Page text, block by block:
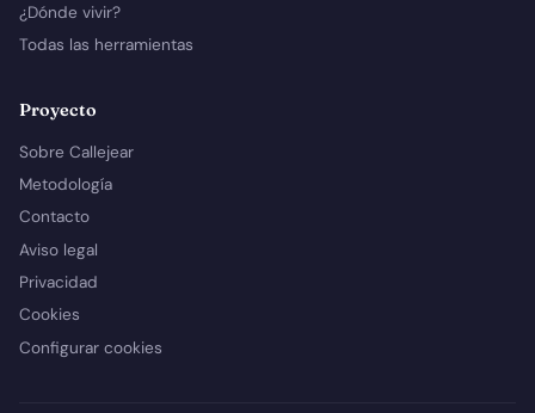
¿Dónde vivir?
Todas las herramientas
Proyecto
Sobre Callejear
Metodología
Contacto
Aviso legal
Privacidad
Cookies
Configurar cookies